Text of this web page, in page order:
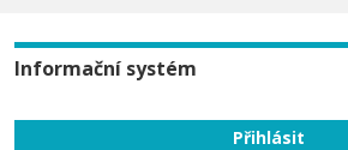
Informační systém